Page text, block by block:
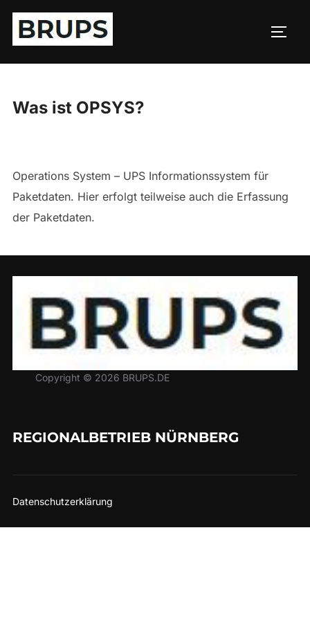
Zum
Inhalt
springen
Was ist OPSYS?
Operations System – UPS Informationssystem für
Paketdaten. Hier erfolgt teilweise auch die Erfassung
der Paketdaten.
Copyright © 2026 BRUPS.DE
REGIONALBETRIEB NÜRNBERG
Datenschutzerklärung